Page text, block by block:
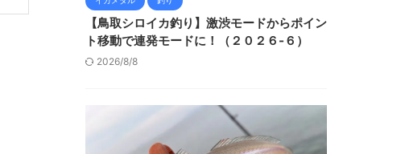
【鳥取シロイカ釣り】激渋モードからポイン
ト移動で連発モードに！（２０２６-６）
2026/8/8